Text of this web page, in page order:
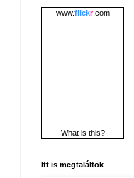
www.flickr.com
What is this?
Itt is megtaláltok